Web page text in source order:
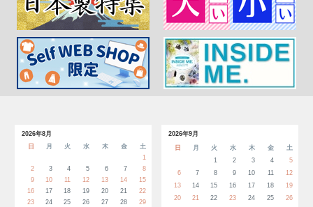
2026年8月
日
月 火 水 木 金
土
1
2
3 4 5 6 7
8
9
10 11 12 13 14
15
16
17 18 19 20 21
22
23
24 25 26 27 28
29
2026年9月
日
月 火 水 木 金
土
1
2 3 4
5
6
7 8 9 10 11
12
13
14 15 16 17 18
19
20
21 22 23 24 25
26